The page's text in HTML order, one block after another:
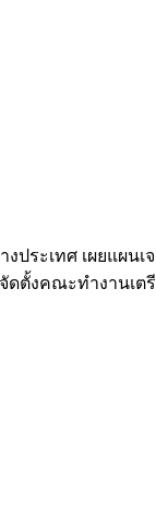
ระเทศ เผยแผน
จัดตั้งคณะทำงา